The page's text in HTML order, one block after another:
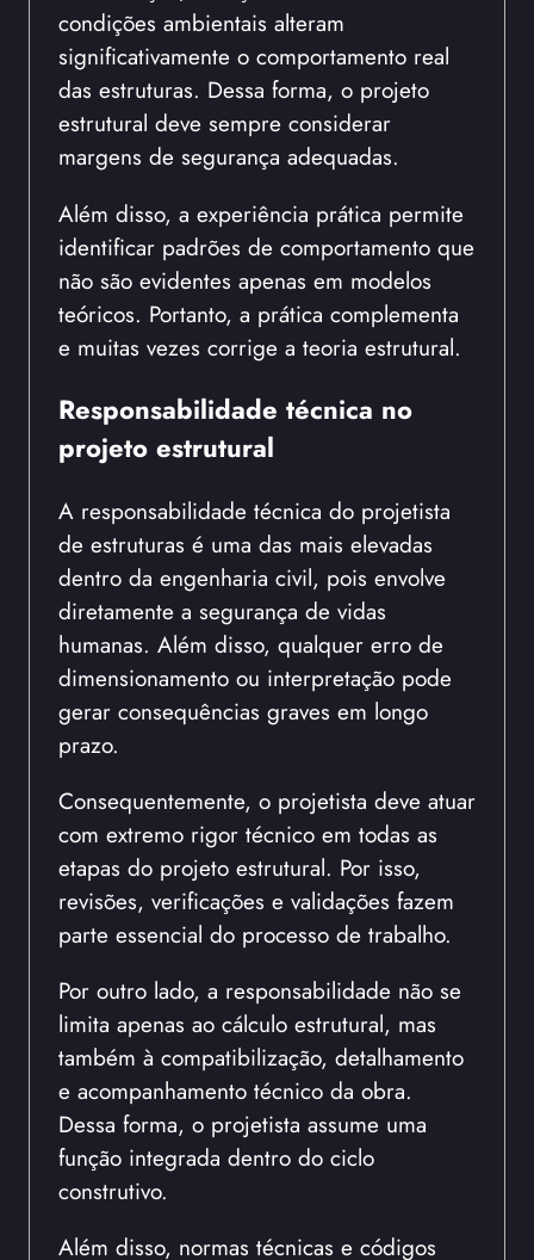
condições ambientais alteram
significativamente o comportamento real
das estruturas. Dessa forma, o projeto
estrutural deve sempre considerar
margens de segurança adequadas.
Além disso, a experiência prática permite
identificar padrões de comportamento que
não são evidentes apenas em modelos
teóricos. Portanto, a prática complementa
e muitas vezes corrige a teoria estrutural.
Responsabilidade técnica no
projeto estrutural
A responsabilidade técnica do projetista
de estruturas é uma das mais elevadas
dentro da engenharia civil, pois envolve
diretamente a segurança de vidas
humanas. Além disso, qualquer erro de
dimensionamento ou interpretação pode
gerar consequências graves em longo
prazo.
Consequentemente, o projetista deve atuar
com extremo rigor técnico em todas as
etapas do projeto estrutural. Por isso,
revisões, verificações e validações fazem
parte essencial do processo de trabalho.
Por outro lado, a responsabilidade não se
limita apenas ao cálculo estrutural, mas
também à compatibilização, detalhamento
e acompanhamento técnico da obra.
Dessa forma, o projetista assume uma
função integrada dentro do ciclo
construtivo.
Além disso, normas técnicas e códigos